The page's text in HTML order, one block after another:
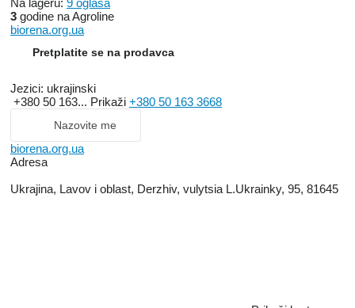
Na lageru: 9 oglasa
3 godine na Agroline
biorena.org.ua
Pretplatite se na prodavca
Jezici: ukrajinski
+380 50 163... Prikaži +380 50 163 3668
Nazovite me
biorena.org.ua
Adresa
Ukrajina, Lavov i oblast, Derzhiv, vulytsia L.Ukrainky, 95, 81645